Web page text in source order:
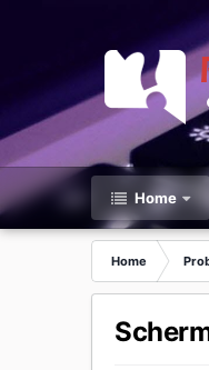
Home
Home